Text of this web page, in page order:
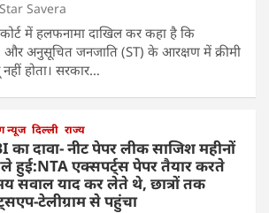
Star Savera
कोर्ट में हलफनामा दाखिल कर कहा है कि
और अनुसूचित जनजाति (ST) के आरक्षण में क्रीमी
होता। सरकार…
न्यूज दिल्ली राज्य
का दावा- नीट पेपर लीक साजिश महीनों
हुई:NTA एक्सपर्ट्स पेपर तैयार करते
सवाल याद कर लेते थे, छात्रों तक
टेलीग्राम से पहुंचा